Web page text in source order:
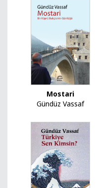
Mostari
Gündüz Vassaf